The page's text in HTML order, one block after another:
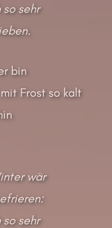
sehr
bin
Frost so kalt
wär
sehr